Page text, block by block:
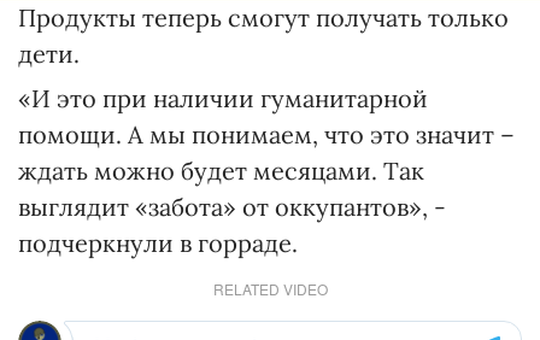
Продукты теперь смогут получать только
дети.
«И это при наличии гуманитарной
помощи. А мы понимаем, что это значит –
ждать можно будет месяцами. Так
выглядит «забота» от оккупантов», -
подчеркнули в горраде.
RELATED VIDEO